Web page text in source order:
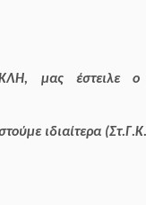
μας έστειλε ο
ιδιαίτερα